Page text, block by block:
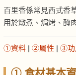
百里香係常見西式香
用於燉煮、焗烤、醃
①資料 | ②屬性 | ③功